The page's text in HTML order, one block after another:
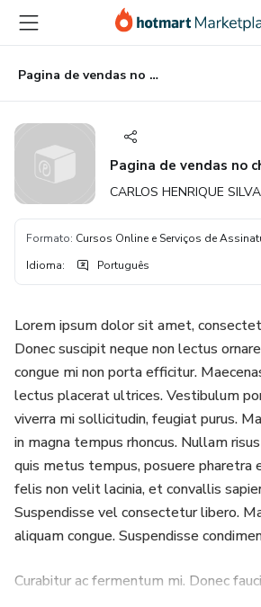
para
conteúdo
principal
para
pagamento
para
rodapé
Pagina de vendas no checkout
Pagina de vendas no
CARLOS HENRIQUE
Formato: Cursos Online e Serviços de
Idioma: Português
Lorem ipsum dolor sit amet,
Donec suscipit neque non lectus
congue mi non porta efficitur.
lectus placerat ultrices. Vestibulum
viverra mi sollicitudin, feugiat purus.
in magna tempus rhoncus. Nullam
quis metus tempus, posuere pharetra
felis non velit lacinia, et convallis
Suspendisse vel consectetur libero.
aliquam congue. Suspendisse
Curabitur ac fermentum mi. Donec